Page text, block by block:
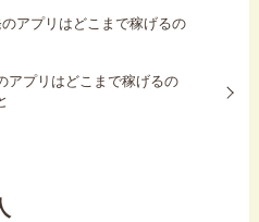
アプリはどこまで稼げるの
アプリはどこまで稼げるの